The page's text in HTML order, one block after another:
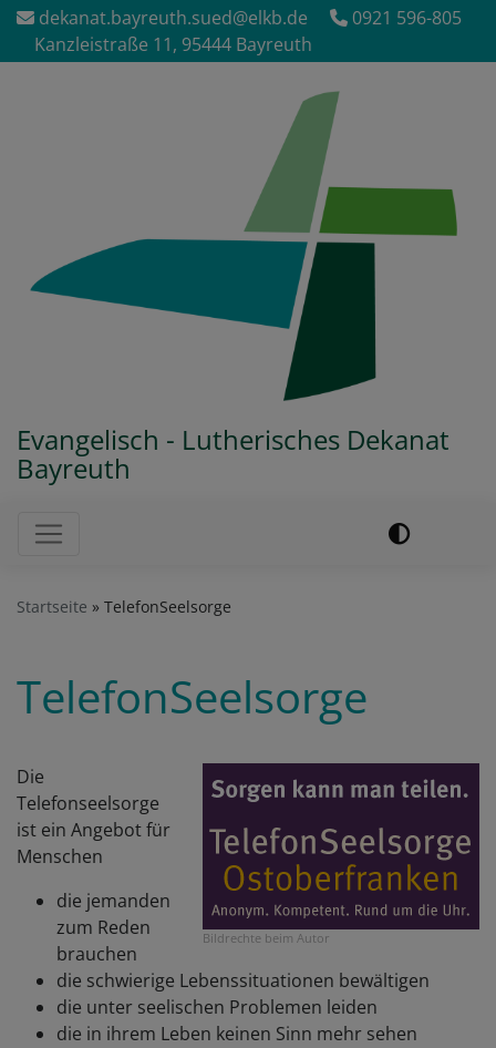
Direkt
zum
Inhalt
dekanat.bayreuth.sued@elkb.de
0921 596-805
Kanzleistraße 11, 95444 Bayreuth
Evangelisch - Lutherisches Dekanat
Bayreuth
Hauptnavigation
Startseite TelefonSeelsorge
TelefonSeelsorge
Bildrechte beim Autor
Die
Telefonseelsorge
ist ein Angebot für
Menschen
die jemanden
zum Reden
brauchen
die schwierige Lebenssituationen bewältigen
die unter seelischen Problemen leiden
die in ihrem Leben keinen Sinn mehr sehen